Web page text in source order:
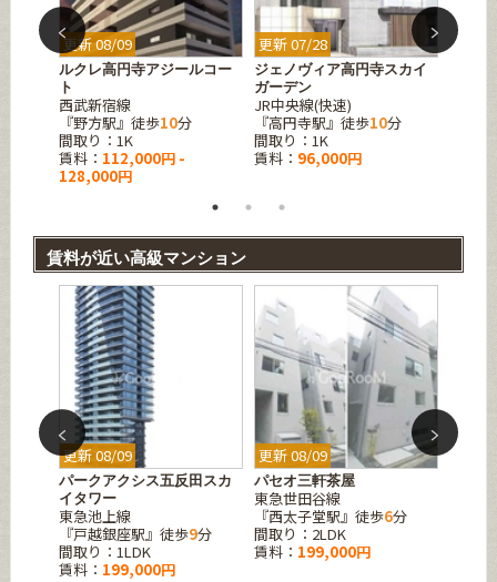
更新 08/09
ルクレ高円寺アジールコー
ト
西武新宿線
『野方駅』徒歩10分
間取り：1K
賃料： 112,000円 -
128,000円
更新 07/28
ジェノヴィア高円寺スカイ
ガーデン
JR中央線(快速)
『高円寺駅』徒歩10分
間取り：1K
賃料： 96,000円
更新
賃料が近い高級マンション
更新 08/09
パークアクシス五反田スカ
イタワー
東急池上線
『戸越銀座駅』徒歩9分
間取り：1LDK
賃料： 199,000円
更新 08/09
パセオ三軒茶屋
東急世田谷線
『西太子堂駅』徒歩6分
間取り：2LDK
賃料： 199,000円